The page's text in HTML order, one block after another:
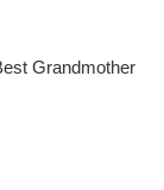
Grandmother